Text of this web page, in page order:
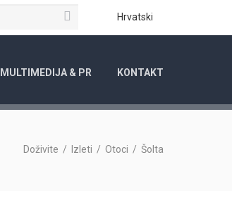
Hrvatski
Pretraga
MULTIMEDIJA & PR KONTAKT
Doživite / Izleti / Otoci / Šolta